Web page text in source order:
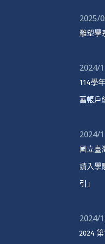
2025/
雕塑學
2024/
114學
蓄帳戶
2024/
國立臺
請入學
引」
2024/
2024